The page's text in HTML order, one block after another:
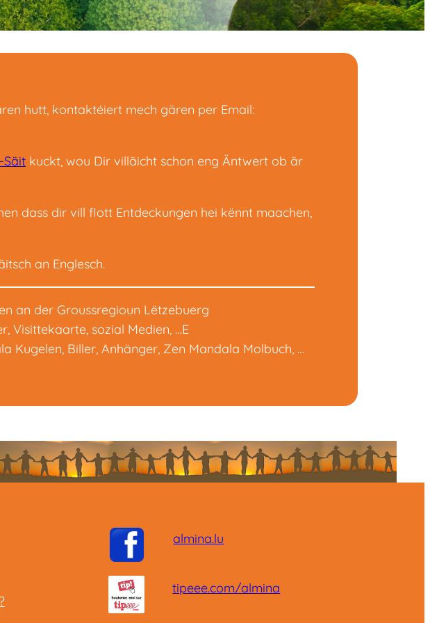
hutt, kontaktéiert mech gären per Email:
Säit kuckt, wou Dir villäicht schon eng Äntwert ob är
dass dir vill flott Entdeckungen hei kënnt maachen,
an Englesch.
an der Groussregioun Lëtzebuerg
Visittekaarte, sozial Medien, …E
Kugelen, Biller, Anhänger, Zen Mandala Molbuch, …
almina.lu
tipeee.com/almina